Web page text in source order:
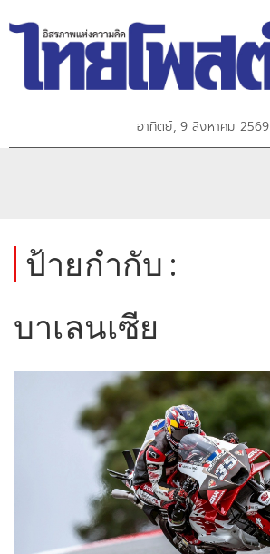
อาทิตย์, 9 สิงหาคม 2569
ป้ายกำกับ :
บาเลนเซีย